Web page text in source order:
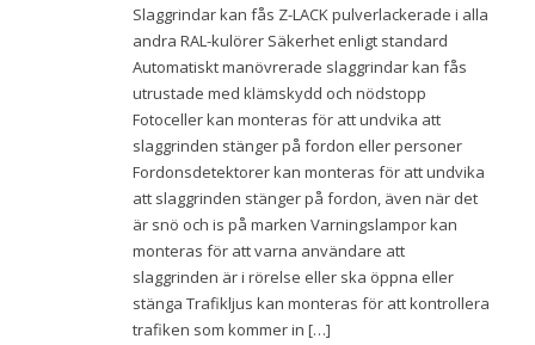
Slaggrindar kan fås Z-LACK pulverlackerade i alla
andra RAL-kulörer Säkerhet enligt standard
Automatiskt manövrerade slaggrindar kan fås
utrustade med klämskydd och nödstopp
Fotoceller kan monteras för att undvika att
slaggrinden stänger på fordon eller personer
Fordonsdetektorer kan monteras för att undvika
att slaggrinden stänger på fordon, även när det
är snö och is på marken Varningslampor kan
monteras för att varna användare att
slaggrinden är i rörelse eller ska öppna eller
stänga Trafikljus kan monteras för att kontrollera
trafiken som kommer in […]